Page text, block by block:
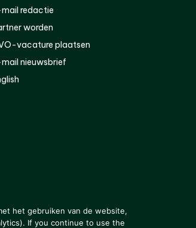
redactie
worden
vacature plaatsen
nieuwsbrief
het gebruiken van de website,
If you continue to use the